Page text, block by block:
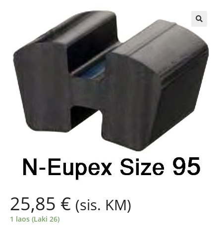
🔍
25,85 € (sis. KM)
1 laos (Laki 26)